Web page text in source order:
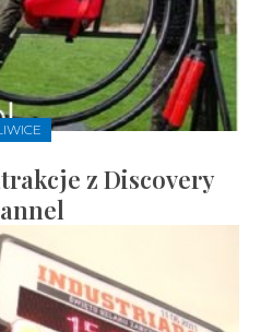
z Discovery